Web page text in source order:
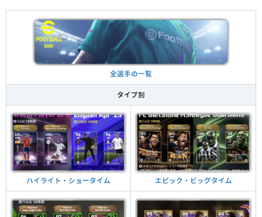
全選手の一覧
タイプ別
ハイライト・ショータイム エピック・ビッグタイム